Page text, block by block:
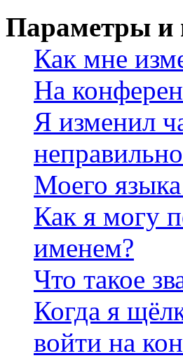
Параметры и
Как мне
На
Я изменил
Моего
Как я могу
именем?
Что такое
Когда я
войти на